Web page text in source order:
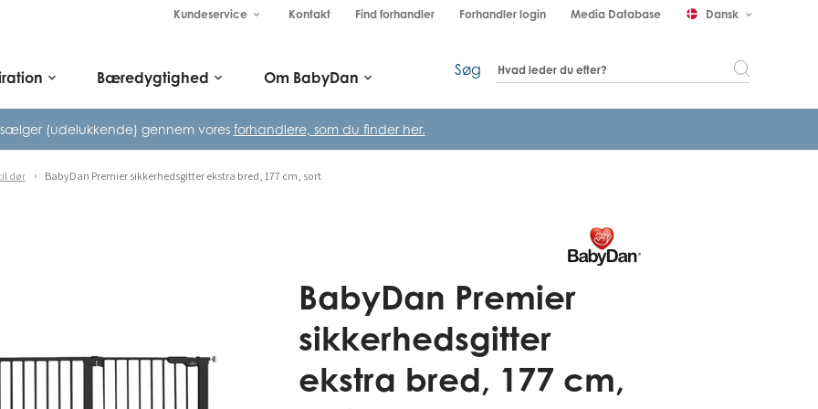
Kundeservice keyboard_arrow_down Kontakt Find forhandler Forhandler login Media Database Dansk keyboard_arrow_down
keyboard_arrow_down Bæredygtighed keyboard_arrow_down Om BabyDan keyboard_arrow_down Søg
(udelukkende) gennem vores forhandlere, som du finder her.
dør BabyDan Premier sikkerhedsgitter ekstra bred, 177 cm, sort
BabyDan Premier
sikkerhedsgitter
ekstra bred, 177 cm,